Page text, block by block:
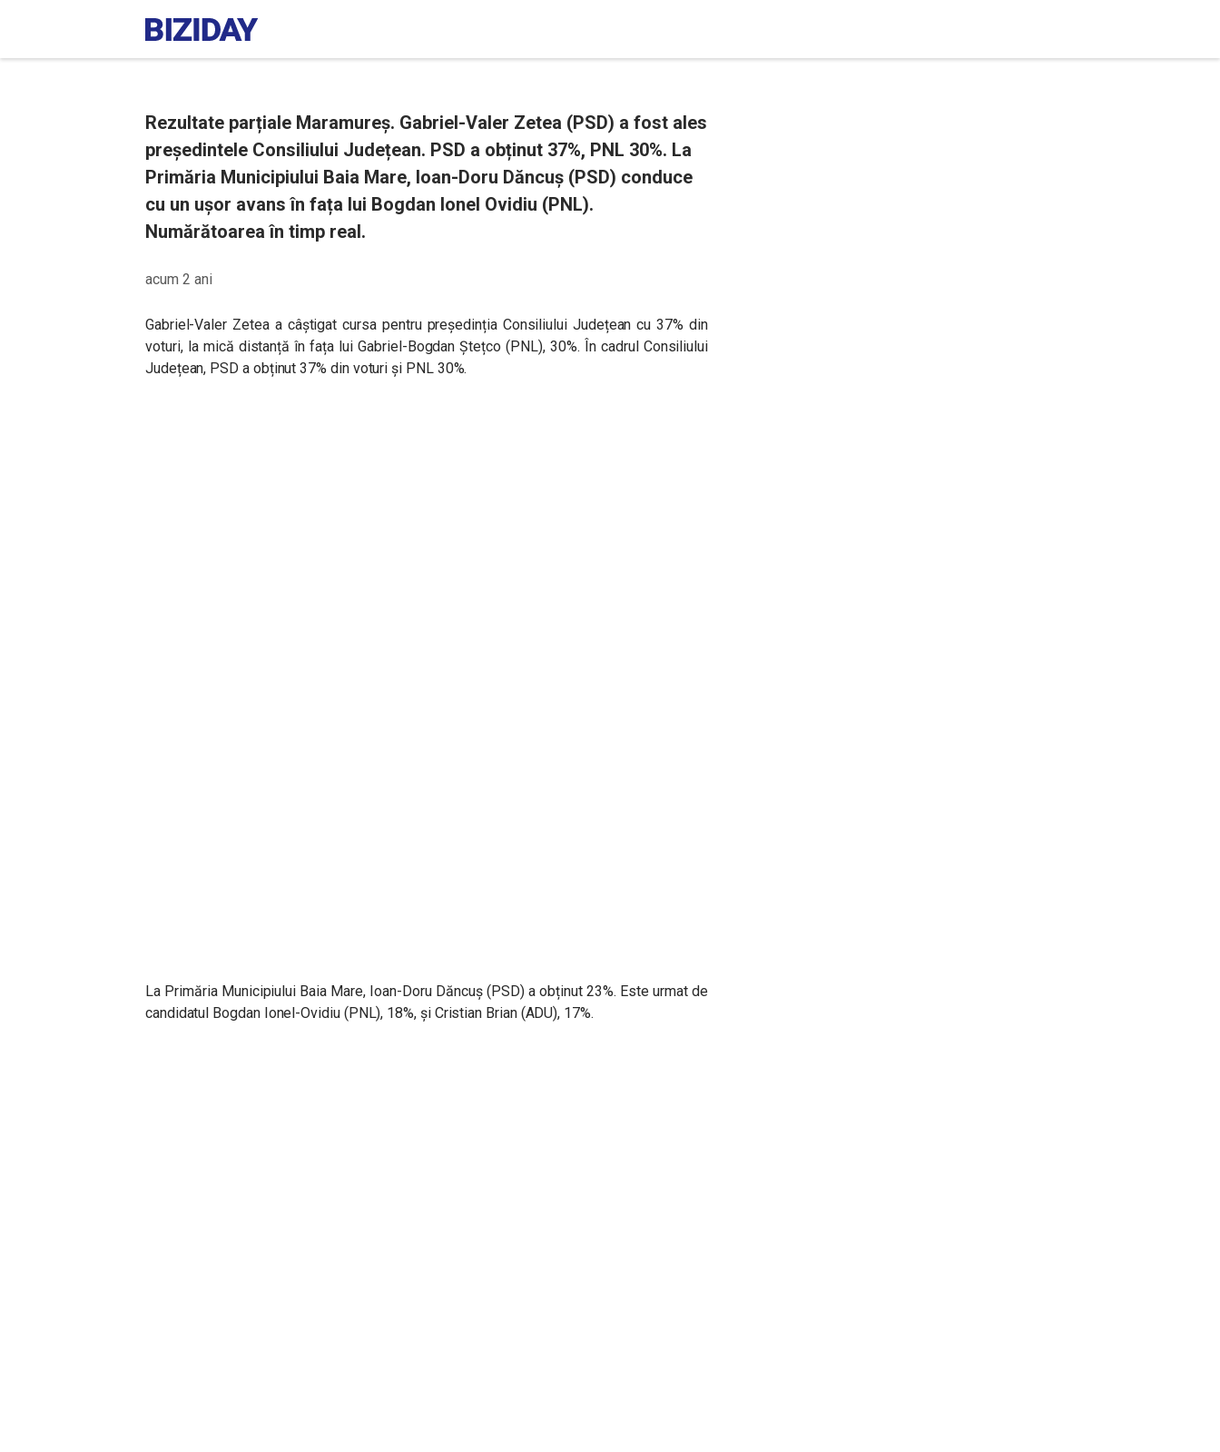
Rezultate parțiale Maramureș. Gabriel-Valer Zetea (PSD) a fost ales
președintele Consiliului Județean. PSD a obținut 37%, PNL 30%. La
Primăria Municipiului Baia Mare, Ioan-Doru Dăncuș (PSD) conduce
cu un ușor avans în fața lui Bogdan Ionel Ovidiu (PNL).
Numărătoarea în timp real.
acum 2 ani
Gabriel-Valer Zetea a câștigat cursa pentru președinția Consiliului Județean cu37% din
voturi, la mică distanță în fața lui Gabriel-Bogdan Ștețco (PNL),30%. În cadrul Consiliului
Județean, PSD a obținut 37% din voturi și PNL 30%.
La Primăria Municipiului Baia Mare, Ioan-Doru Dăncuș (PSD) a obținut23%. Este urmat de
candidatul Bogdan Ionel-Ovidiu (PNL), 18%, și Cristian Brian (ADU), 17%.